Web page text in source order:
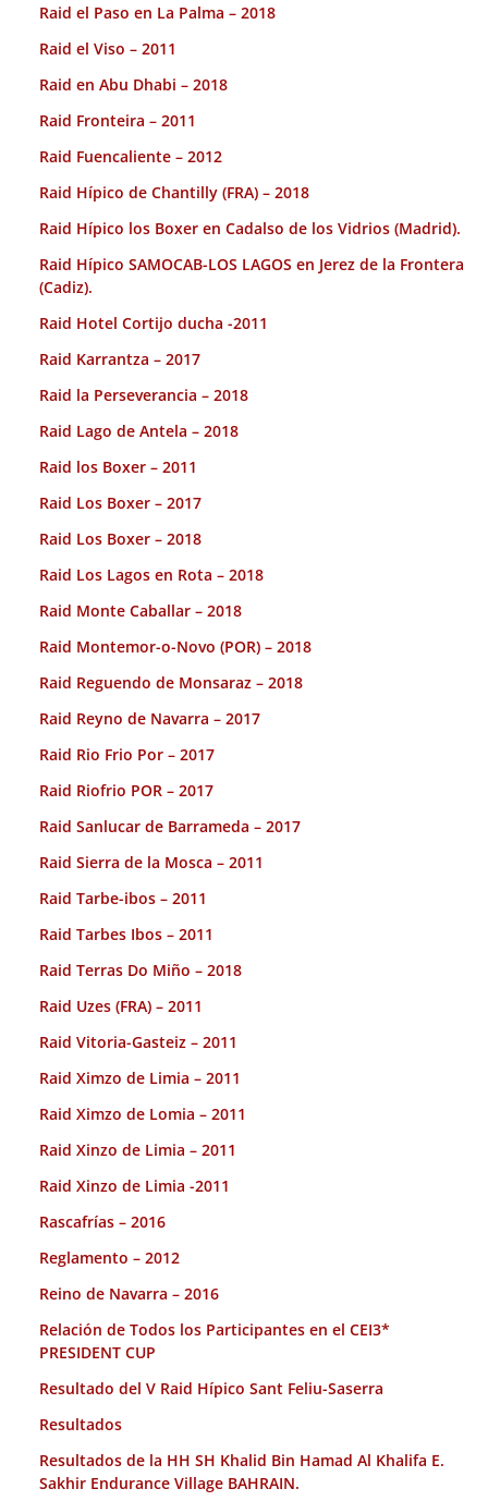
Raid el Paso en La Palma – 2018
Raid el Viso – 2011
Raid en Abu Dhabi – 2018
Raid Fronteira – 2011
Raid Fuencaliente – 2012
Raid Hípico de Chantilly (FRA) – 2018
Raid Hípico los Boxer en Cadalso de los Vidrios (Madrid).
Raid Hípico SAMOCAB-LOS LAGOS en Jerez de la Frontera
(Cadiz).
Raid Hotel Cortijo ducha -2011
Raid Karrantza – 2017
Raid la Perseverancia – 2018
Raid Lago de Antela – 2018
Raid los Boxer – 2011
Raid Los Boxer – 2017
Raid Los Boxer – 2018
Raid Los Lagos en Rota – 2018
Raid Monte Caballar – 2018
Raid Montemor-o-Novo (POR) – 2018
Raid Reguendo de Monsaraz – 2018
Raid Reyno de Navarra – 2017
Raid Rio Frio Por – 2017
Raid Riofrio POR – 2017
Raid Sanlucar de Barrameda – 2017
Raid Sierra de la Mosca – 2011
Raid Tarbe-ibos – 2011
Raid Tarbes Ibos – 2011
Raid Terras Do Miño – 2018
Raid Uzes (FRA) – 2011
Raid Vitoria-Gasteiz – 2011
Raid Ximzo de Limia – 2011
Raid Ximzo de Lomia – 2011
Raid Xinzo de Limia – 2011
Raid Xinzo de Limia -2011
Rascafrías – 2016
Reglamento – 2012
Reino de Navarra – 2016
Relación de Todos los Participantes en el CEI3*
PRESIDENT CUP
Resultado del V Raid Hípico Sant Feliu-Saserra
Resultados
Resultados de la HH SH Khalid Bin Hamad Al Khalifa E.
Sakhir Endurance Village BAHRAIN.